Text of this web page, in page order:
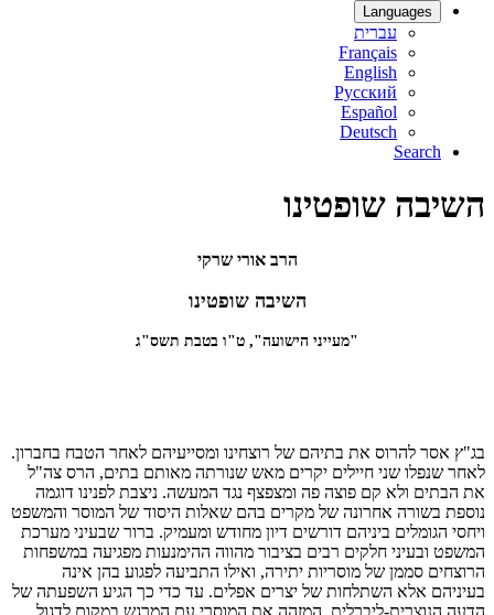
Languages
עברית
Français
English
Русский
Español
Deutsch
Search
השיבה שופטינו
הרב אורי שרקי
השיבה שופטינו
"מעייני הישועה", ט"ו בטבת תשס"ג
בג"ץ אסר להרוס את בתיהם של רוצחינו ומסייעיהם לאחר הטבח בחברון.
לאחר שנפלו שני חיילים יקרים מאש שנורתה מאותם בתים, הרס צה"ל
את הבתים ולא קם פוצה פה ומצפצף נגד המעשה. ניצבת לפנינו דוגמה
נוספת בשורה אחרונה של מקרים בהם שאלות היסוד של המוסר והמשפט
ויחסי הגומלים ביניהם דורשים דיון מחודש ומעמיק. ברור שבעיני מערכת
המשפט ובעיני חלקים רבים בציבור מהווה ההימנעות מפגיעה במשפחות
הרוצחים סממן של מוסריות יתירה, ואילו התביעה לפגוע בהן אינה
בעיניהם אלא השתלחות של יצרים אפלים. עד כדי כך הגיע השפעתה של
הדעה הנוצרית-ליברלית, המזהה את המוסרי עם המרגש במקום לדגול